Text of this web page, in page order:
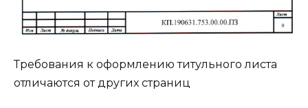
Требования к оформлению титульного листа
отличаются от других страниц